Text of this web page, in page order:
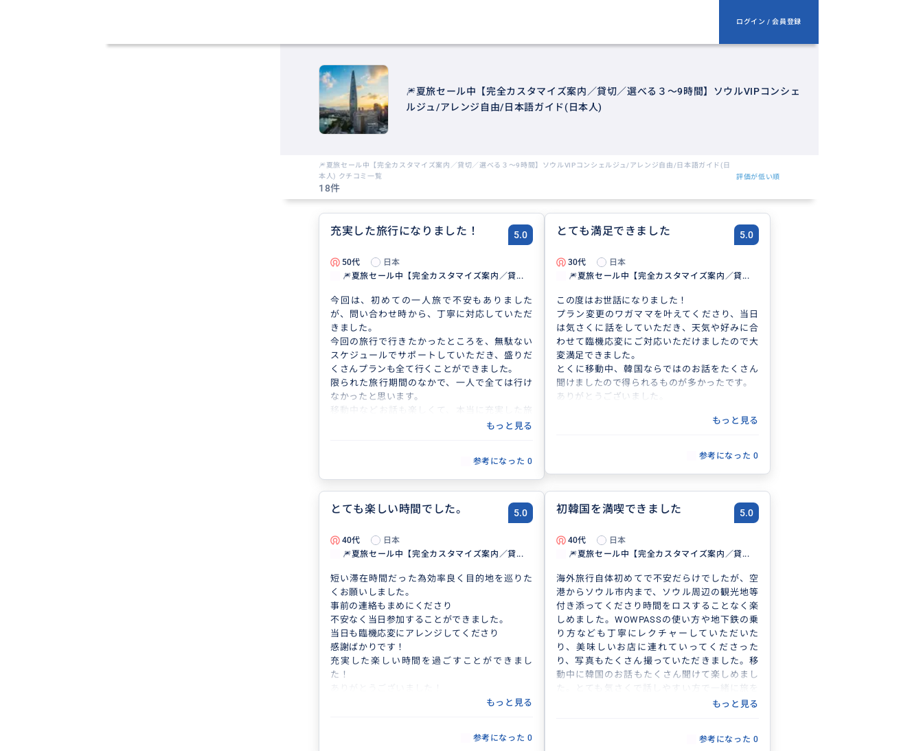
ログイン / 会員登録
🎆夏旅セール中【完全カスタマイズ案内／貸切／選べる３～9時間】ソウルVIPコンシェ
ルジュ/アレンジ自由/日本語ガイド(日本人)
🎆夏旅セール中【完全カスタマイズ案内／貸切／選べる３～9時間】ソウルVIPコンシェルジュ/アレンジ自由/日本語ガイド(日
本人) クチコミ一覧
18件
評価が低い順
充実した旅行になりました！ 5.0
50代
日本
🎆夏旅セール中【完全カスタマイズ案内／貸...
今回は、初めての一人旅で不安もありました
が、問い合わせ時から、丁寧に対応していただ
きました。
今回の旅行で行きたかったところを、無駄ない
スケジュールでサポートしていただき、盛りだ
くさんプランも全て行くことができました。
限られた旅行期間のなかで、一人で全ては行け
なかったと思います。
移動中などお話も楽しくて、本当に充実した旅
もっと見る
参考になった 0
とても満足できました 5.0
30代
日本
🎆夏旅セール中【完全カスタマイズ案内／貸...
この度はお世話になりました！
プラン変更のワガママを叶えてくださり、当日
は気さくに話をしていただき、天気や好みに合
わせて臨機応変にご対応いただけましたので大
変満足できました。
とくに移動中、韓国ならではのお話をたくさん
聞けましたので得られるものが多かったです。
ありがとうございました。
もっと見る
参考になった 0
とても楽しい時間でした。 5.0
40代
日本
🎆夏旅セール中【完全カスタマイズ案内／貸...
短い滞在時間だった為効率良く目的地を巡りた
くお願いしました。
事前の連絡もまめにくださり
不安なく当日参加することができました。
当日も臨機応変にアレンジしてくださり
感謝ばかりです！
充実した楽しい時間を過ごすことができまし
た！
もっと見る
参考になった 0
初韓国を満喫できました 5.0
40代
日本
🎆夏旅セール中【完全カスタマイズ案内／貸...
海外旅行自体初めてで不安だらけでしたが、空
港からソウル市内まで、ソウル周辺の観光地等
付き添ってくださり時間をロスすることなく楽
しめました。WOWPASSの使い方や地下鉄の乗
り方なども丁寧にレクチャーしていただいた
り、美味しいお店に連れていってくださった
り、写真もたくさん撮っていただきました。移
動中に韓国のお話もたくさん聞けて楽しめまし
た。とても気さくで話しやすい方で一緒に旅を
をたくさんしていただき本当に助かりました。
もっと見る
参考になった 0